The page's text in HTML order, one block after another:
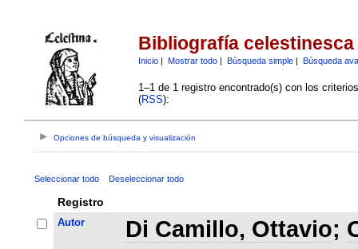
Bibliografía celestinesca
Inicio| Mostrar todo| Búsqueda simple| Búsqueda
1–1 de 1 registro encontrado(s) con los
(RSS):
Opciones de búsqueda y visualización
Seleccionar todo Deseleccionar todo
Registro
Autor Di Camillo, Ottavio;